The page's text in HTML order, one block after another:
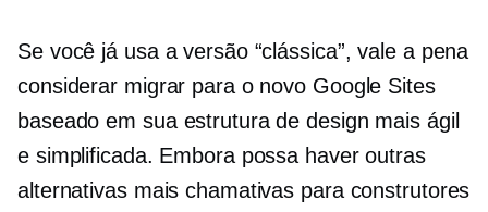
Se você já usa a versão “clássica”, vale a pena
considerar migrar para o novo Google Sites
baseado em sua estrutura de design mais ágil
e simplificada. Embora possa haver outras
alternativas mais chamativas para construtores